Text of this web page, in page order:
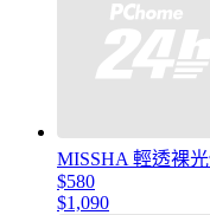
MISSHA 輕透裸
$580
$1,090